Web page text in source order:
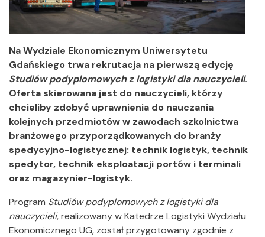
Na Wydziale Ekonomicznym Uniwersytetu
Gdańskiego trwa rekrutacja na pierwszą edycję
Studiów podyplomowych z logistyki dla nauczycieli.
Oferta skierowana jest do nauczycieli, którzy
chcieliby zdobyć uprawnienia do nauczania
kolejnych przedmiotów w zawodach szkolnictwa
branżowego przyporządkowanych do branży
spedycyjno-logistycznej: technik logistyk, technik
spedytor, technik eksploatacji portów i terminali
oraz magazynier-logistyk.
Program Studiów podyplomowych z logistyki dla
nauczycieli, realizowany w Katedrze Logistyki Wydziału
Ekonomicznego UG, został przygotowany zgodnie z